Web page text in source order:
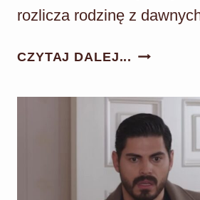
rozlicza rodzinę z
CZYTAJ DALEJ... PANNA
172:
MELIH
I
HANCER
NA